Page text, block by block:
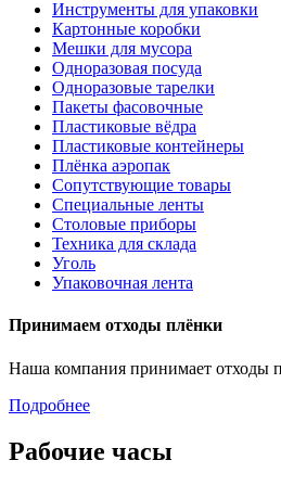
Инструменты для упаковки
Картонные коробки
Мешки для мусора
Одноразовая посуда
Одноразовые тарелки
Пакеты фасовочные
Пластиковые вёдра
Пластиковые контейнеры
Плёнка аэропак
Сопутствующие товары
Специальные ленты
Столовые приборы
Техника для склада
Уголь
Упаковочная лента
Принимаем отходы плёнки
Наша компания принимает отходы
Подробнее
Рабочие часы